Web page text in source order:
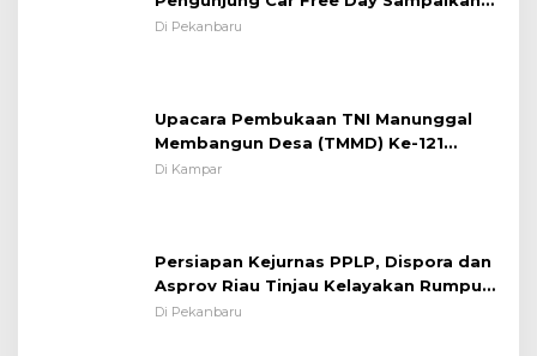
Pesan Edukasi Kamtibmas &
Di Pekanbaru
Upacara Pembukaan TNI Manunggal
Membangun Desa (TMMD) Ke-121
Kodim 0313/KPR Tahun 2024) ?
Di Kampar
Persiapan Kejurnas PPLP, Dispora dan
Asprov Riau Tinjau Kelayakan Rumput
Lapangan Sepakbola
Di Pekanbaru